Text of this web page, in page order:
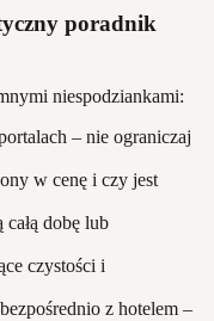
poradnik
niespodziankami:
– nie ograniczaj
w cenę i czy jest
dobę lub
czystości i
z hotelem –